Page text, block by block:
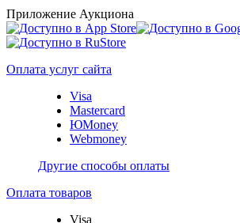
Приложение Аукциона
Оплата услуг сайта
Visa
Mastercard
ЮMoney
Webmoney
Другие способы оплаты
Оплата товаров
Visa